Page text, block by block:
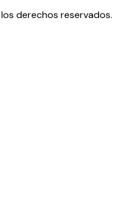
derechos reservados.